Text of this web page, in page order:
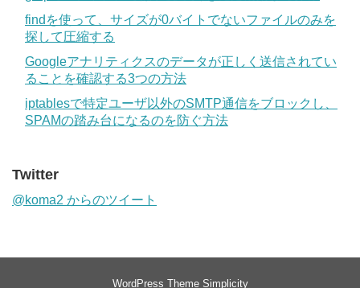
findを使って、サイズが0バイトでないファイルのみを
探して圧縮する
Googleアナリティクスのデータが正しく送信されてい
ることを確認する3つの方法
iptablesで特定ユーザ以外のSMTP通信をブロックし、
SPAMの踏み台になるのを防ぐ方法
Twitter
@koma2 からのツイート
WordPress Theme Simplicity